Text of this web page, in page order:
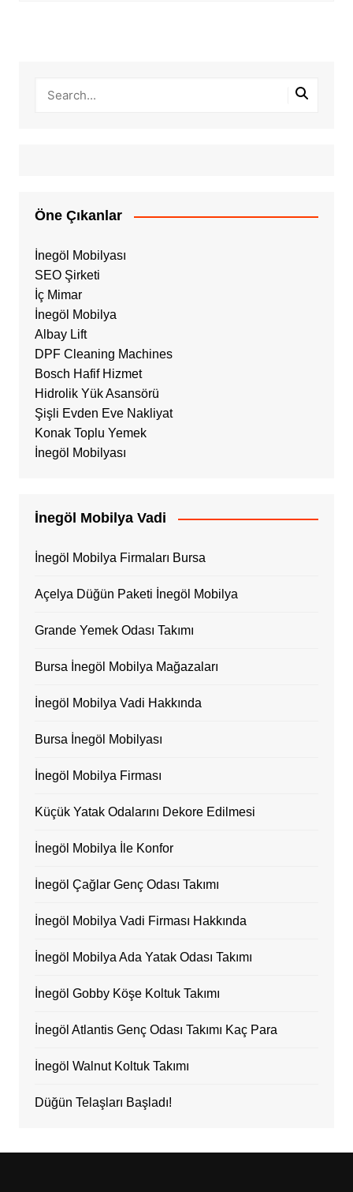
Öne Çıkanlar
İnegöl Mobilyası
SEO Şirketi
İç Mimar
İnegöl Mobilya
Albay Lift
DPF Cleaning Machines
Bosch Hafif Hizmet
Hidrolik Yük Asansörü
Şişli Evden Eve Nakliyat
Konak Toplu Yemek
İnegöl Mobilyası
İnegöl Mobilya Vadi
İnegöl Mobilya Firmaları Bursa
Açelya Düğün Paketi İnegöl Mobilya
Grande Yemek Odası Takımı
Bursa İnegöl Mobilya Mağazaları
İnegöl Mobilya Vadi Hakkında
Bursa İnegöl Mobilyası
İnegöl Mobilya Firması
Küçük Yatak Odalarını Dekore Edilmesi
İnegöl Mobilya İle Konfor
İnegöl Çağlar Genç Odası Takımı
İnegöl Mobilya Vadi Firması Hakkında
İnegöl Mobilya Ada Yatak Odası Takımı
İnegöl Gobby Köşe Koltuk Takımı
İnegöl Atlantis Genç Odası Takımı Kaç Para
İnegöl Walnut Koltuk Takımı
Düğün Telaşları Başladı!